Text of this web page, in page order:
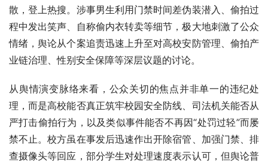
散，登上热搜。涉事男生利用门禁时间差伪装潜入、偷拍过
程中发出笑声、自称偷内衣转卖等细节，极大地刺激了公众
情绪，舆论从个案追责迅速上升至对高校安防管理、偷拍产
业链治理、性别安全保障等深层议题的讨论。
从舆情演变脉络来看，公众关切的焦点并非单一的违纪处
理，而是高校能否真正筑牢校园安全防线、司法机关能否从
严打击偷拍行为，以及类似事件能否不再因“处罚过轻”而屡
禁不止。校方虽在事发后迅速作出开除宿管、加强门禁、排
查摄像头等回应，部分学生对处理速度表示认可，但舆论普